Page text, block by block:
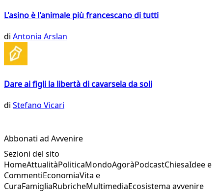
L'asino è l'animale più francescano di tutti
di Antonia Arslan
Dare ai figli la libertà di cavarsela da soli
di Stefano Vicari
Abbonati ad Avvenire
Sezioni del sito
HomeAttualitàPoliticaMondoAgoràPodcastChiesaIdee e
CommentiEconomiaVita e
CuraFamigliaRubricheMultimediaEcosistema avvenire